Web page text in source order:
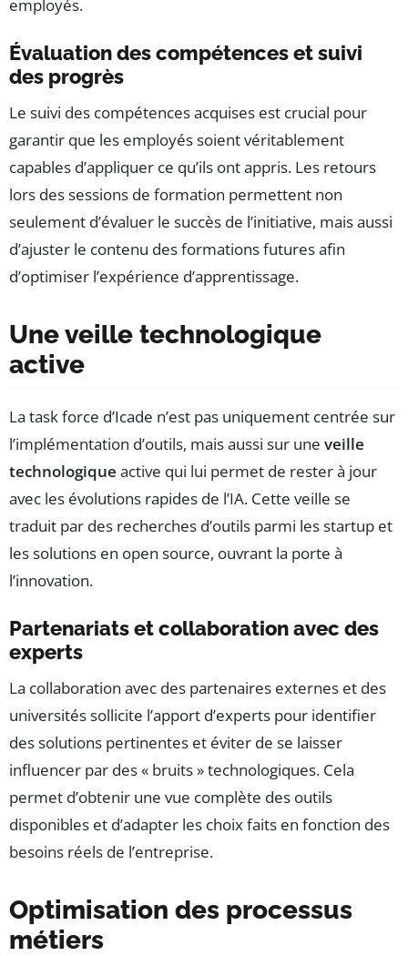
employés.
Évaluation des compétences et suivi
des progrès
Le suivi des compétences acquises est crucial pour
garantir que les employés soient véritablement
capables d’appliquer ce qu’ils ont appris. Les retours
lors des sessions de formation permettent non
seulement d’évaluer le succès de l’initiative, mais aussi
d’ajuster le contenu des formations futures afin
d’optimiser l’expérience d’apprentissage.
Une veille technologique
active
La task force d’Icade n’est pas uniquement centrée sur
l’implémentation d’outils, mais aussi sur une veille
technologique active qui lui permet de rester à jour
avec les évolutions rapides de l’IA. Cette veille se
traduit par des recherches d’outils parmi les startup et
les solutions en open source, ouvrant la porte à
l’innovation.
Partenariats et collaboration avec des
experts
La collaboration avec des partenaires externes et des
universités sollicite l’apport d’experts pour identifier
des solutions pertinentes et éviter de se laisser
influencer par des « bruits » technologiques. Cela
permet d’obtenir une vue complète des outils
disponibles et d’adapter les choix faits en fonction des
besoins réels de l’entreprise.
Optimisation des processus
métiers